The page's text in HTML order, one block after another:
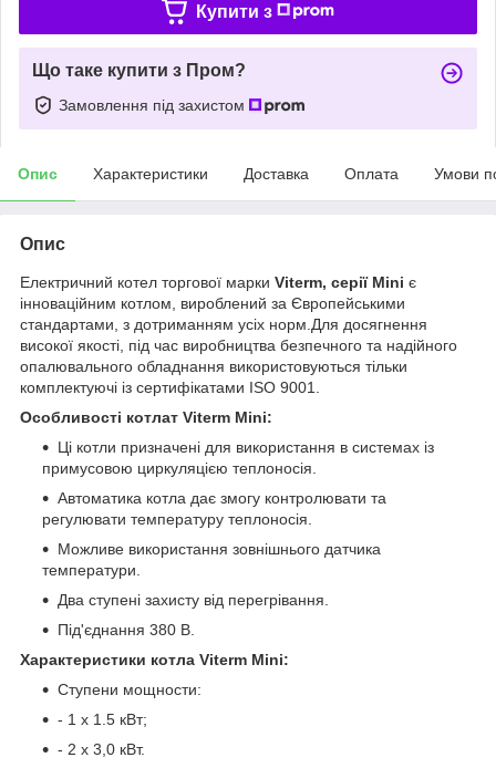
Купити з
Що таке купити з Пром?
Замовлення під захистом
Опис Характеристики Доставка Оплата Умови
Опис
Електричний котел торгової марки Viterm, серії Mini є
інноваційним котлом, вироблений за Європейськими
стандартами, з дотриманням усіх норм.Для досягнення
високої якості, під час виробництва безпечного та надійного
опалювального обладнання використовуються тільки
комплектуючі із сертифікатами ISO 9001.
Особливості котлат Viterm Mini:
Ці котли призначені для використання в системах із
примусовою циркуляцією теплоносія.
Автоматика котла дає змогу контролювати та
регулювати температуру теплоносія.
Можливе використання зовнішнього датчика
температури.
Два ступені захисту від перегрівання.
Під'єднання 380 В.
Характеристики котла Viterm Mini:
Ступени мощности:
- 1 х 1.5 кВт;
- 2 х 3,0 кВт.